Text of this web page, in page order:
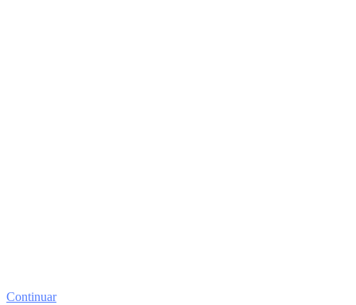
Continuar